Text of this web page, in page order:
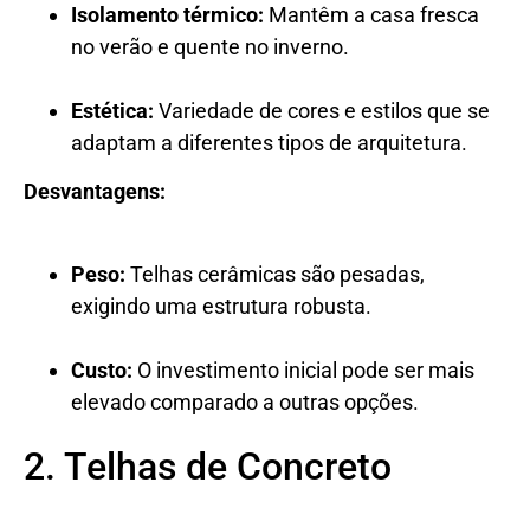
Isolamento térmico: Mantêm a casa fresca
no verão e quente no inverno.
Estética: Variedade de cores e estilos que se
adaptam a diferentes tipos de arquitetura.
Desvantagens:
Peso: Telhas cerâmicas são pesadas,
exigindo uma estrutura robusta.
Custo: O investimento inicial pode ser mais
elevado comparado a outras opções.
2. Telhas de Concreto